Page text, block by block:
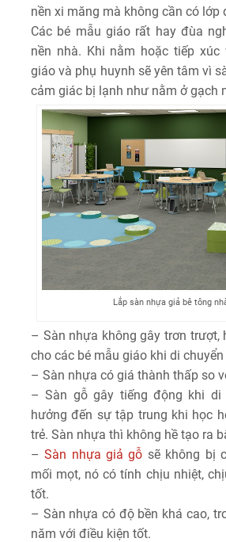
nền xi măng mà không cần có lớp
Các bé mẫu giáo rất hay đùa
nền nhà. Khi nằm hoặc tiếp xúc
giáo và phụ huynh sẽ yên tâm vì
cảm giác bị lạnh như nằm ở gạch
Lắp sàn nhựa giả bê tông
– Sàn nhựa không gây trơn trượt,
cho các bé mẫu giáo khi di
– Sàn nhựa có giá thành thấp so
– Sàn gỗ gây tiếng động khi di
hưởng đến sự tập trung khi học
trẻ. Sàn nhựa thì không hề tạo ra
–Sàn nhựa giả gỗ sẽ không bị
mối mọt, nó có tính chịu nhiệt,
tốt.
– Sàn nhựa có độ bền khá cao,
năm với điều kiện tốt.